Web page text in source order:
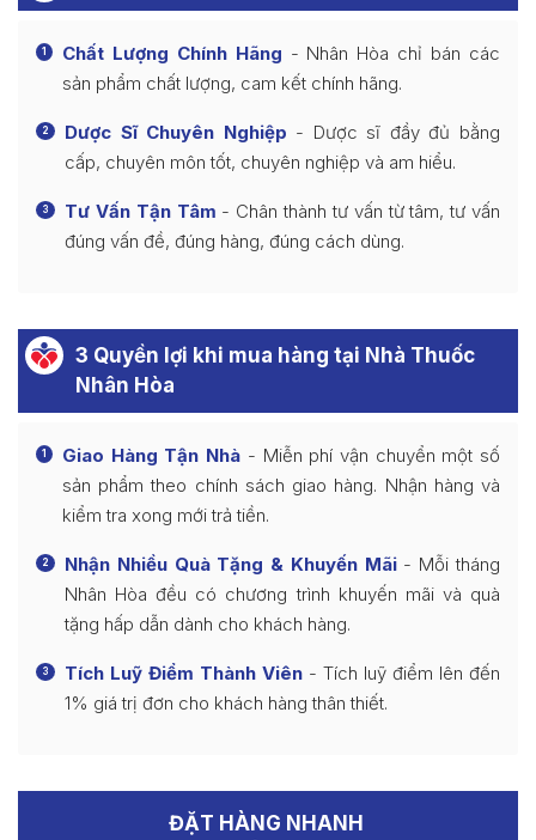
1 Chất Lượng Chính Hãng - Nhân Hòa chỉ bán các
sản phẩm chất lượng, cam kết chính hãng.
2 Dược Sĩ Chuyên Nghiệp - Dược sĩ đầy đủ bằng
cấp, chuyên môn tốt, chuyên nghiệp và am hiểu.
3 Tư Vấn Tận Tâm - Chân thành tư vấn từ tâm, tư vấn
đúng vấn đề, đúng hàng, đúng cách dùng.
3 Quyền lợi khi mua hàng tại Nhà Thuốc
Nhân Hòa
1 Giao Hàng Tận Nhà - Miễn phí vận chuyển một số
sản phẩm theo chính sách giao hàng. Nhận hàng và
kiểm tra xong mới trả tiền.
2 Nhận Nhiều Quà Tặng & Khuyến Mãi- Mỗi tháng
Nhân Hòa đều có chương trình khuyến mãi và quà
tặng hấp dẫn dành cho khách hàng.
3 Tích Luỹ Điểm Thành Viên - Tích luỹ điểm lên đến
1% giá trị đơn cho khách hàng thân thiết.
ĐẶT HÀNG NHANH